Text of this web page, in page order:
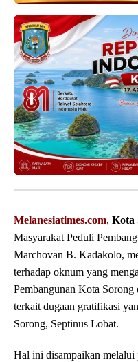
Melanesiatimes.com, Kota
Masyarakat Peduli
Marchovan B. Kadakolo,
terhadap oknum yang
Pembangunan Kota
terkait dugaan gratifikasi
Sorong, Septinus Lobat.
Hal ini disampaikan melalui